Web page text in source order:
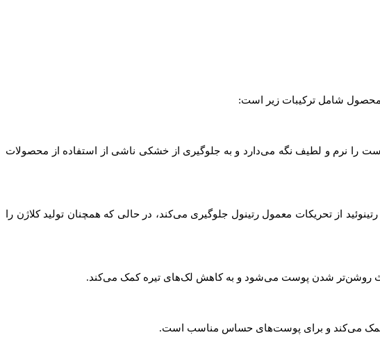
نرم و لطیف نگه می‌دارد و به جلوگیری از خشکی ناشی از استفاده از محصولات
از تحریکات معمول رتینول جلوگیری می‌کند، در حالی که همچنان تولید کلاژن را
روشن‌تر شدن پوست می‌شود و به کاهش لک‌های تیره کمک می‌کند.
کمک می‌کند و برای پوست‌های حساس مناسب است.